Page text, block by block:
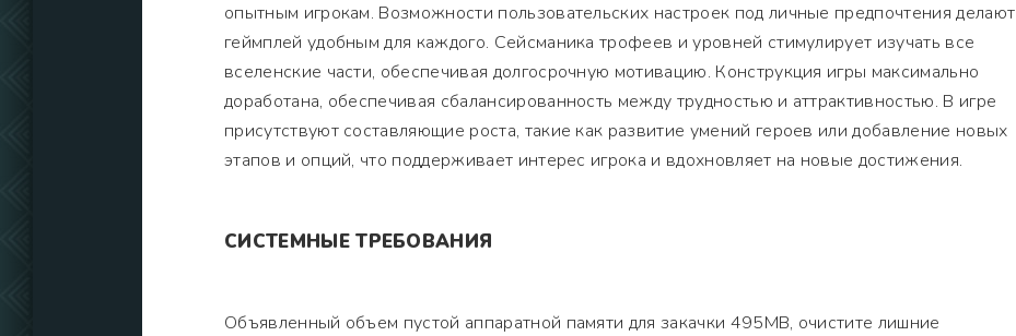
опытным игрокам. Возможности пользовательских настроек под личные предпочтения делают
геймплей удобным для каждого. Сейсманика трофеев и уровней стимулирует изучать все
вселенские части, обеспечивая долгосрочную мотивацию. Конструкция игры максимально
доработана, обеспечивая сбалансированность между трудностью и аттрактивностью. В игре
присутствуют составляющие роста, такие как развитие умений героев или добавление новых
этапов и опций, что поддерживает интерес игрока и вдохновляет на новые достижения.
СИСТЕМНЫЕ ТРЕБОВАНИЯ
Объявленный объем пустой аппаратной памяти для закачки 495MB, очистите лишние